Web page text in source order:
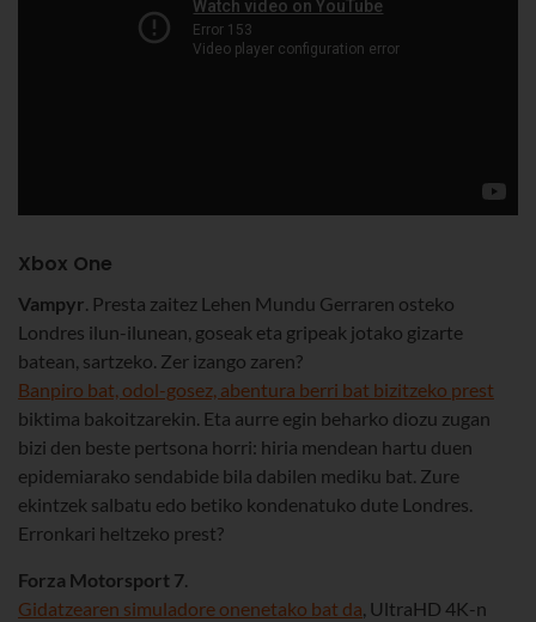
Xbox One
Vampyr. Presta zaitez Lehen Mundu Gerraren osteko
Londres ilun-ilunean, goseak eta gripeak jotako gizarte
batean, sartzeko. Zer izango zaren?
Banpiro bat, odol-gosez, abentura berri bat bizitzeko prest
biktima bakoitzarekin. Eta aurre egin beharko diozu zugan
bizi den beste pertsona horri: hiria mendean hartu duen
epidemiarako sendabide bila dabilen mediku bat. Zure
ekintzek salbatu edo betiko kondenatuko dute Londres.
Erronkari heltzeko prest?
Forza Motorsport 7.
Gidatzearen simuladore onenetako bat da, UltraHD 4K-n